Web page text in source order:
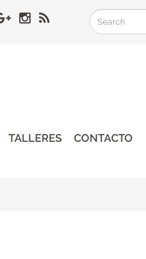
Search
Search
TALLERES CONTACTO